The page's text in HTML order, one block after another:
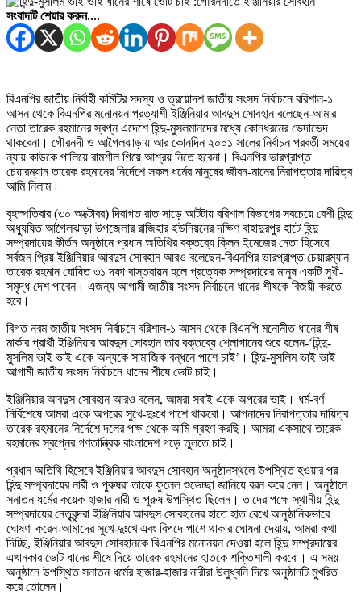
সংবাদটি শেয়ার করুন....
বিএনপির জাতীয় নির্বাহী কমিটির সদস্য ও ত্রয়োদশ জাতীয় সংসদ নির্বাচনে বরিশাল-১
আসন থেকে বিএনপির মনোনয়ন প্রত্যাশী ইঞ্জিনিয়ার আবদুস সোবহান বলেছেন-আমার
নেতা তারেক রহমানের স্বপ্ন এদেশে হিন্দু-মুসলমানদের মধ্যে কোনধরনের ভেদাভেদ
থাকবেনা। গৌরনদী ও আগৈলঝাড়ায় আর কোনদিন ২০০১ সালের নির্বাচন পরবর্তী সময়ের
ন্যায় কাউকে পালিয়ে রামশীল গিয়ে আশ্রয় নিতে হবেনা। বিএনপির ভারপ্রাপ্ত
চেয়ারম্যান তারেক রহমানের নির্দেশে সকল ধর্মের মানুষের জীবন-মানের নিরাপত্তার দায়িত্ব
আমি নিলাম।
বৃহস্পতিবার (৩০ অক্টোবর) দিবাগত রাত সাড়ে আটটায় বরিশাল বিভাগের সবচেয়ে বেশী হিন্দু
অধ্যুষিত আগৈলঝাড়া উপজেলার রাজিহার ইউনিয়নের দক্ষিণ বাহাদুরপুর হাটে হিন্দু
সম্প্রদায়ের কীর্তন অনুষ্ঠানে প্রধান অতিথির বক্তব্যে ক্লিন ইমেজের নেতা হিসেবে
সর্বজন প্রিয় ইঞ্জিনিয়ার আবদুস সোবহান আরও বলেছেন-বিএনপির ভারপ্রাপ্ত চেয়ারম্যান
তারেক রহমান ঘোষিত ৩১ দফা বাস্তবায়ন হলে প্রত্যেক সম্প্রদায়ের মানুষ একটি সুখী-
সমৃদ্ধ দেশ পাবেন। এজন্য আগামী জাতীয় সংসদ নির্বাচনে ধানের শীষকে বিজয়ী করতে
হবে।
বিগত নবম জাতীয় সংসদ নির্বাচনে বরিশাল-১ আসন থেকে বিএনপি মনোনীত ধানের শীষ
মার্কার প্রার্থী ইঞ্জিনিয়ার আবদুস সোবহান তার বক্তব্যে শ্লোগানের শুরে বলেন-‘হিন্দু-
মুসলিম ভাই ভাই একে অন্যকে সামাজিক বন্ধনে পাশে চাই’। হিন্দু-মুসলিম ভাই ভাই
আগামী জাতীয় সংসদ নির্বাচনে ধানের শীষে ভোট চাই।
ইঞ্জিনিয়ার আবদুস সোবহান আরও বলেন, আমরা সবাই একে অপরের ভাই। ধর্ম-বর্ণ
নির্বিশেষে আমরা একে অপরের সুখে-দুঃখে পাশে থাকবো। আপনাদের নিরাপত্তার দায়িত্ব
তারেক রহমানের নির্দেশে দলের পক্ষ থেকে আমি গ্রহণ করছি। আমরা একসাথে তারেক
রহমানের স্বপ্নের গণতান্ত্রিক বাংলাদেশ গড়ে তুলতে চাই।
প্রধান অতিথি হিসেবে ইঞ্জিনিয়ার আবদুস সোবহান অনুষ্ঠানস্থলে উপস্থিত হওয়ার পর
হিন্দু সম্প্রদায়ের নারী ও পুরুষরা তাকে ফুলেল শুভেচ্ছা জানিয়ে বরন করে নেন। অনুষ্ঠানে
সনাতন ধর্মের কয়েক হাজার নারী ও পুরুষ উপস্থিত ছিলেন। তাদের পক্ষে স্থানীয় হিন্দু
সম্প্রদায়ের নেতৃবৃন্দরা ইঞ্জিনিয়ার আবদুস সোবহানের হাতে হাত রেখে আনুষ্ঠানিকভাবে
ঘোষণা করেন-আমাদের সুখে-দুঃখে এবং বিপদে পাশে থাকার ঘোষনা দেয়ায়, আমরা কথা
দিচ্ছি, ইঞ্জিনিয়ার আবদুস সোবহানকে বিএনপির মনোনয়ন দেওয়া হলে হিন্দু সম্প্রদায়ের
এখানকার ভোট ধানের শীষে দিয়ে তারেক রহমানের হাতকে শক্তিশালী করবো। এ সময়
অনুষ্ঠানে উপস্থিত সনাতন ধর্মের হাজার-হাজার নারীরা উলুধ্বনি দিয়ে অনুষ্ঠানটি মুখরিত
করে তোলেন।